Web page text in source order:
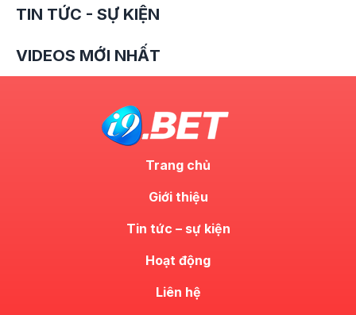
TIN TỨC - SỰ KIỆN
VIDEOS MỚI NHẤT
Trang chủ
Giới thiệu
Tin tức – sự kiện
Hoạt động
Liên hệ